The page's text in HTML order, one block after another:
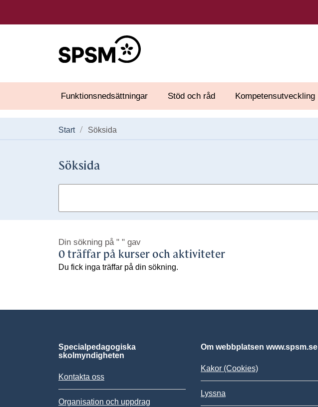
Funktionsnedsättningar Stöd och råd Kompetensutveckling
Start Söksida
Söksida
Din sökning på " " gav
0 träffar på kurser och aktiviteter
Du fick inga träffar på din sökning.
Specialpedagogiska
skolmyndigheten
Kontakta oss
Organisation och uppdrag
Om webbplatsen www.spsm.se
Kakor (Cookies)
Lyssna